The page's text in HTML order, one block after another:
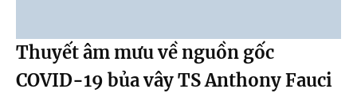
Thuyết âm mưu về nguồn gốc
COVID-19 bủa vây TS Anthony Fauci